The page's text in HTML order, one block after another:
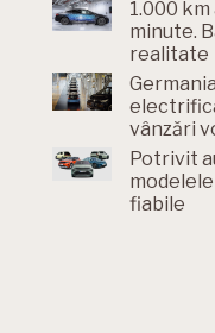
1.000
minute.
realitate
vânzări
Potrivit
fiabile